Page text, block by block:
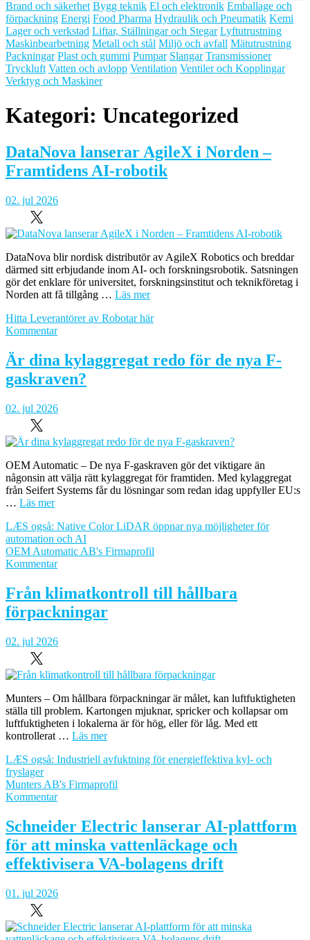
Brand och säkerhet Bygg teknik El och elektronik Emballage och
förpackning Energi Food Pharma Hydraulik och Pneumatik Kemi
Lager och verkstad Liftar, Ställningar och Stegar Lyftutrustning
Maskinbearbetning Metall och stål Miljö och avfall Mätutrustning
Packningar Plast och gummi Pumpar Slangar Transmissioner
Tryckluft Vatten och avlopp Ventilation Ventiler och Kopplingar
Verktyg och Maskiner
Kategori: Uncategorized
DataNova lanserar AgileX i Norden –
Framtidens AI-robotik
02. jul 2026
DataNova blir nordisk distributör av AgileX Robotics och breddar
därmed sitt erbjudande inom AI- och forskningsrobotik. Satsningen
gör det enklare för universitet, forskningsinstitut och teknikföretag i
Norden att få tillgång … Läs mer
Hitta Leverantörer av Robotar här
Kommentarom
lanserar
AgileX
i
–
Framtidens
robotik
Är dina kylaggregat redo för de nya F-
gaskraven?
02. jul 2026
OEM Automatic – De nya F-gaskraven gör det viktigare än
någonsin att välja rätt kylaggregat för framtiden. Med kylaggregat
från Seifert Systems får du lösningar som redan idag uppfyller EU:s
… Läs mer
LÆS også: Native Color LiDAR öppnar nya möjligheter för
automation och AI
OEM Automatic AB's Firmaprofil
Kommentarom
dina
kylaggregat
redo
de
nya
gaskraven?
Från klimatkontroll till hållbara
förpackningar
02. jul 2026
Munters – Om hållbara förpackningar är målet, kan luftfuktigheten
ställa till problem. Kartongen mjuknar, spricker och kollapsar om
luftfuktigheten i lokalerna är för hög, eller för låg. Med ett
kontrollerat … Läs mer
LÆS også: Industriell avfuktning för energieffektiva kyl- och
fryslager
Munters AB's Firmaprofil
Kommentarom
klimatkontroll
till
hållbara
förpackningar
Schneider Electric lanserar AI-plattform
för att minska vattenläckage och
effektivisera VA-bolagens drift
01. jul 2026